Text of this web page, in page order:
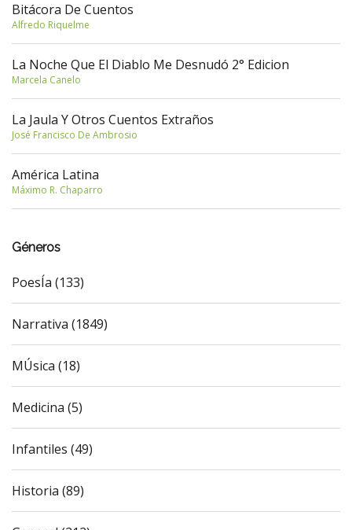
Bitácora De Cuentos
Alfredo Riquelme
La Noche Que El Diablo Me Desnudó 2° Edicion
Marcela Canelo
La Jaula Y Otros Cuentos Extraños
José Francisco De Ambrosio
América Latina
Máximo R. Chaparro
Géneros
PoesÍa (133)
Narrativa (1849)
MÚsica (18)
Medicina (5)
Infantiles (49)
Historia (89)